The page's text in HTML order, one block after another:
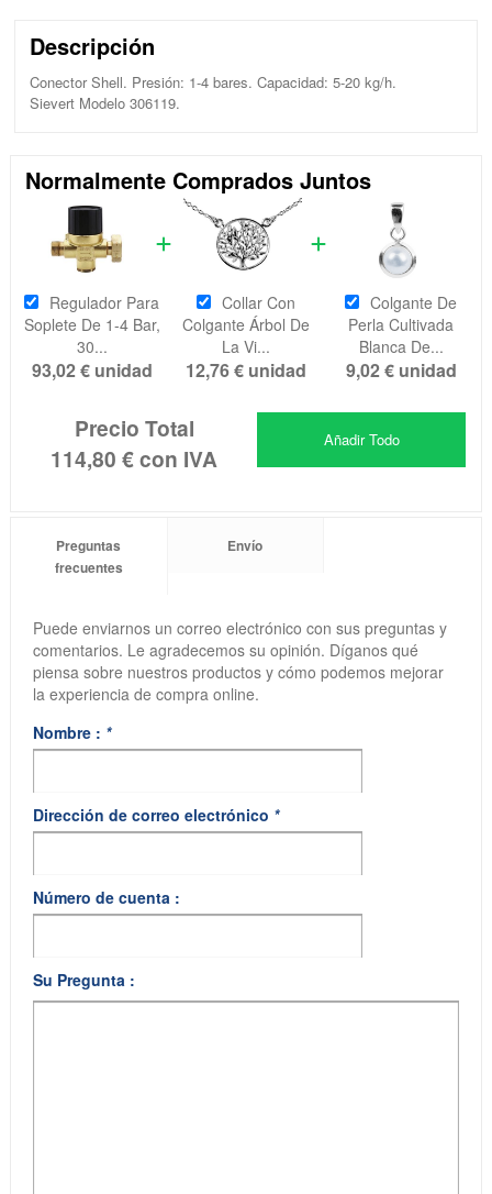
Descripción
Conector Shell. Presión: 1-4 bares. Capacidad: 5-20 kg/h.
Sievert Modelo 306119.
Normalmente Comprados Juntos
Regulador Para
Soplete De 1-4 Bar,
30...
93,02 € unidad
Collar Con
Colgante Árbol De
La Vi...
12,76 € unidad
Colgante De
Perla Cultivada
Blanca De...
9,02 € unidad
Precio Total
114,80 €con IVA
Añadir Todo
Preguntas
frecuentes
Envío
Puede enviarnos un correo electrónico con sus preguntas y
comentarios. Le agradecemos su opinión. Díganos qué
piensa sobre nuestros productos y cómo podemos mejorar
la experiencia de compra online.
Nombre : *
Dirección de correo electrónico *
Número de cuenta :
Su Pregunta :